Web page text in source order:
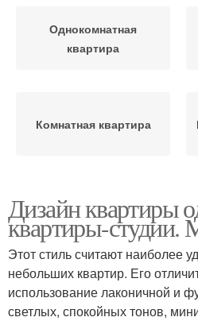
Однокомнатная
квартира
Комнатная квартира
Дизайн квартиры
квартиры-студии.
Этот стиль считают наиболее
небольших квартир. Его
использование лаконичной и
светлых, спокойных тонов,